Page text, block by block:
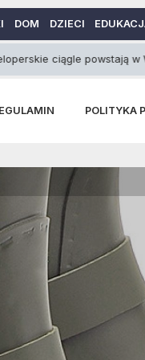
DOM DZIECI
powstają w Warszawie
POLITYKA